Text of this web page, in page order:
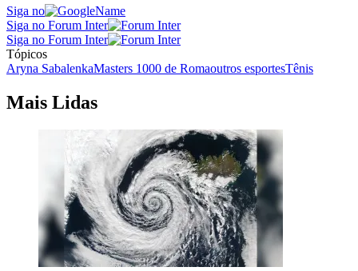
Siga no
Siga no Forum Inter
Siga no Forum Inter
Tópicos
Aryna SabalenkaMasters 1000 de Romaoutros esportesTênis
Mais Lidas